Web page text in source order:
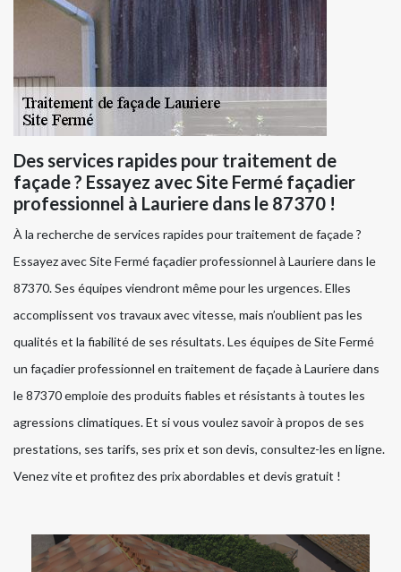
Des services rapides pour traitement de
façade ? Essayez avec Site Fermé façadier
professionnel à Lauriere dans le 87370 !
À la recherche de services rapides pour traitement de façade ?
Essayez avec Site Fermé façadier professionnel à Lauriere dans le
87370. Ses équipes viendront même pour les urgences. Elles
accomplissent vos travaux avec vitesse, mais n’oublient pas les
qualités et la fiabilité de ses résultats. Les équipes de Site Fermé
un façadier professionnel en traitement de façade à Lauriere dans
le 87370 emploie des produits fiables et résistants à toutes les
agressions climatiques. Et si vous voulez savoir à propos de ses
prestations, ses tarifs, ses prix et son devis, consultez-les en ligne.
Venez vite et profitez des prix abordables et devis gratuit !